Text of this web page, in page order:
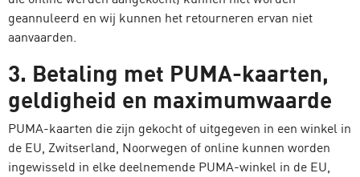
geannuleerd en wij kunnen het retourneren ervan niet
aanvaarden.
3. Betaling met PUMA-kaarten,
geldigheid en maximumwaarde
PUMA-kaarten die zijn gekocht of uitgegeven in een winkel in
de EU, Zwitserland, Noorwegen of online kunnen worden
ingewisseld in elke deelnemende PUMA-winkel in de EU,